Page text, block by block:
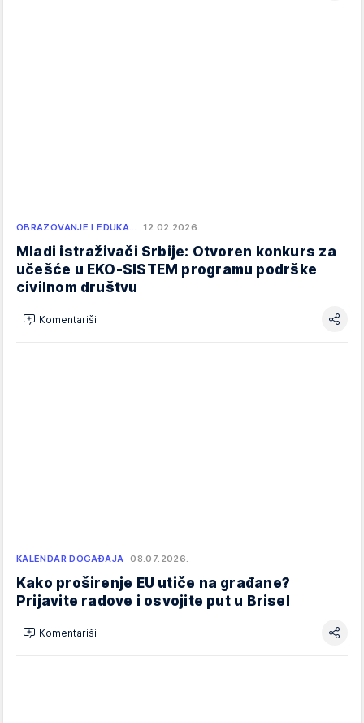
OBRAZOVANJE I EDUKA… 12.02.2026.
Mladi istraživači Srbije: Otvoren konkurs za
učešće u EKO-SISTEM programu podrške
civilnom društvu
Komentariši
KALENDAR DOGAĐAJA 08.07.2026.
Kako proširenje EU utiče na građane?
Prijavite radove i osvojite put u Brisel
Komentariši